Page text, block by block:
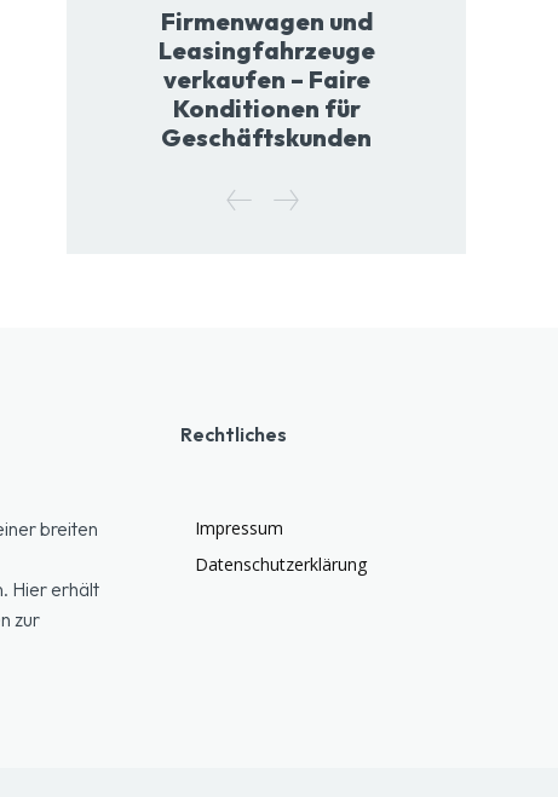
Firmenwagen und
Leasingfahrzeuge
verkaufen – Faire
Konditionen für
Geschäftskunden
breiten
Hier erhält
zur
Rechtliches
Impressum
Datenschutzerklärung